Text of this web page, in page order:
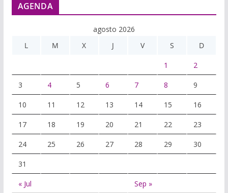
AGENDA
agosto 2026
L
M X J V S D
1 2
3 4 5 6 7 8 9
10 11 12 13 14 15 16
17 18 19 20 21 22 23
24 25 26 27 28 29 30
31
« Jul Sep »